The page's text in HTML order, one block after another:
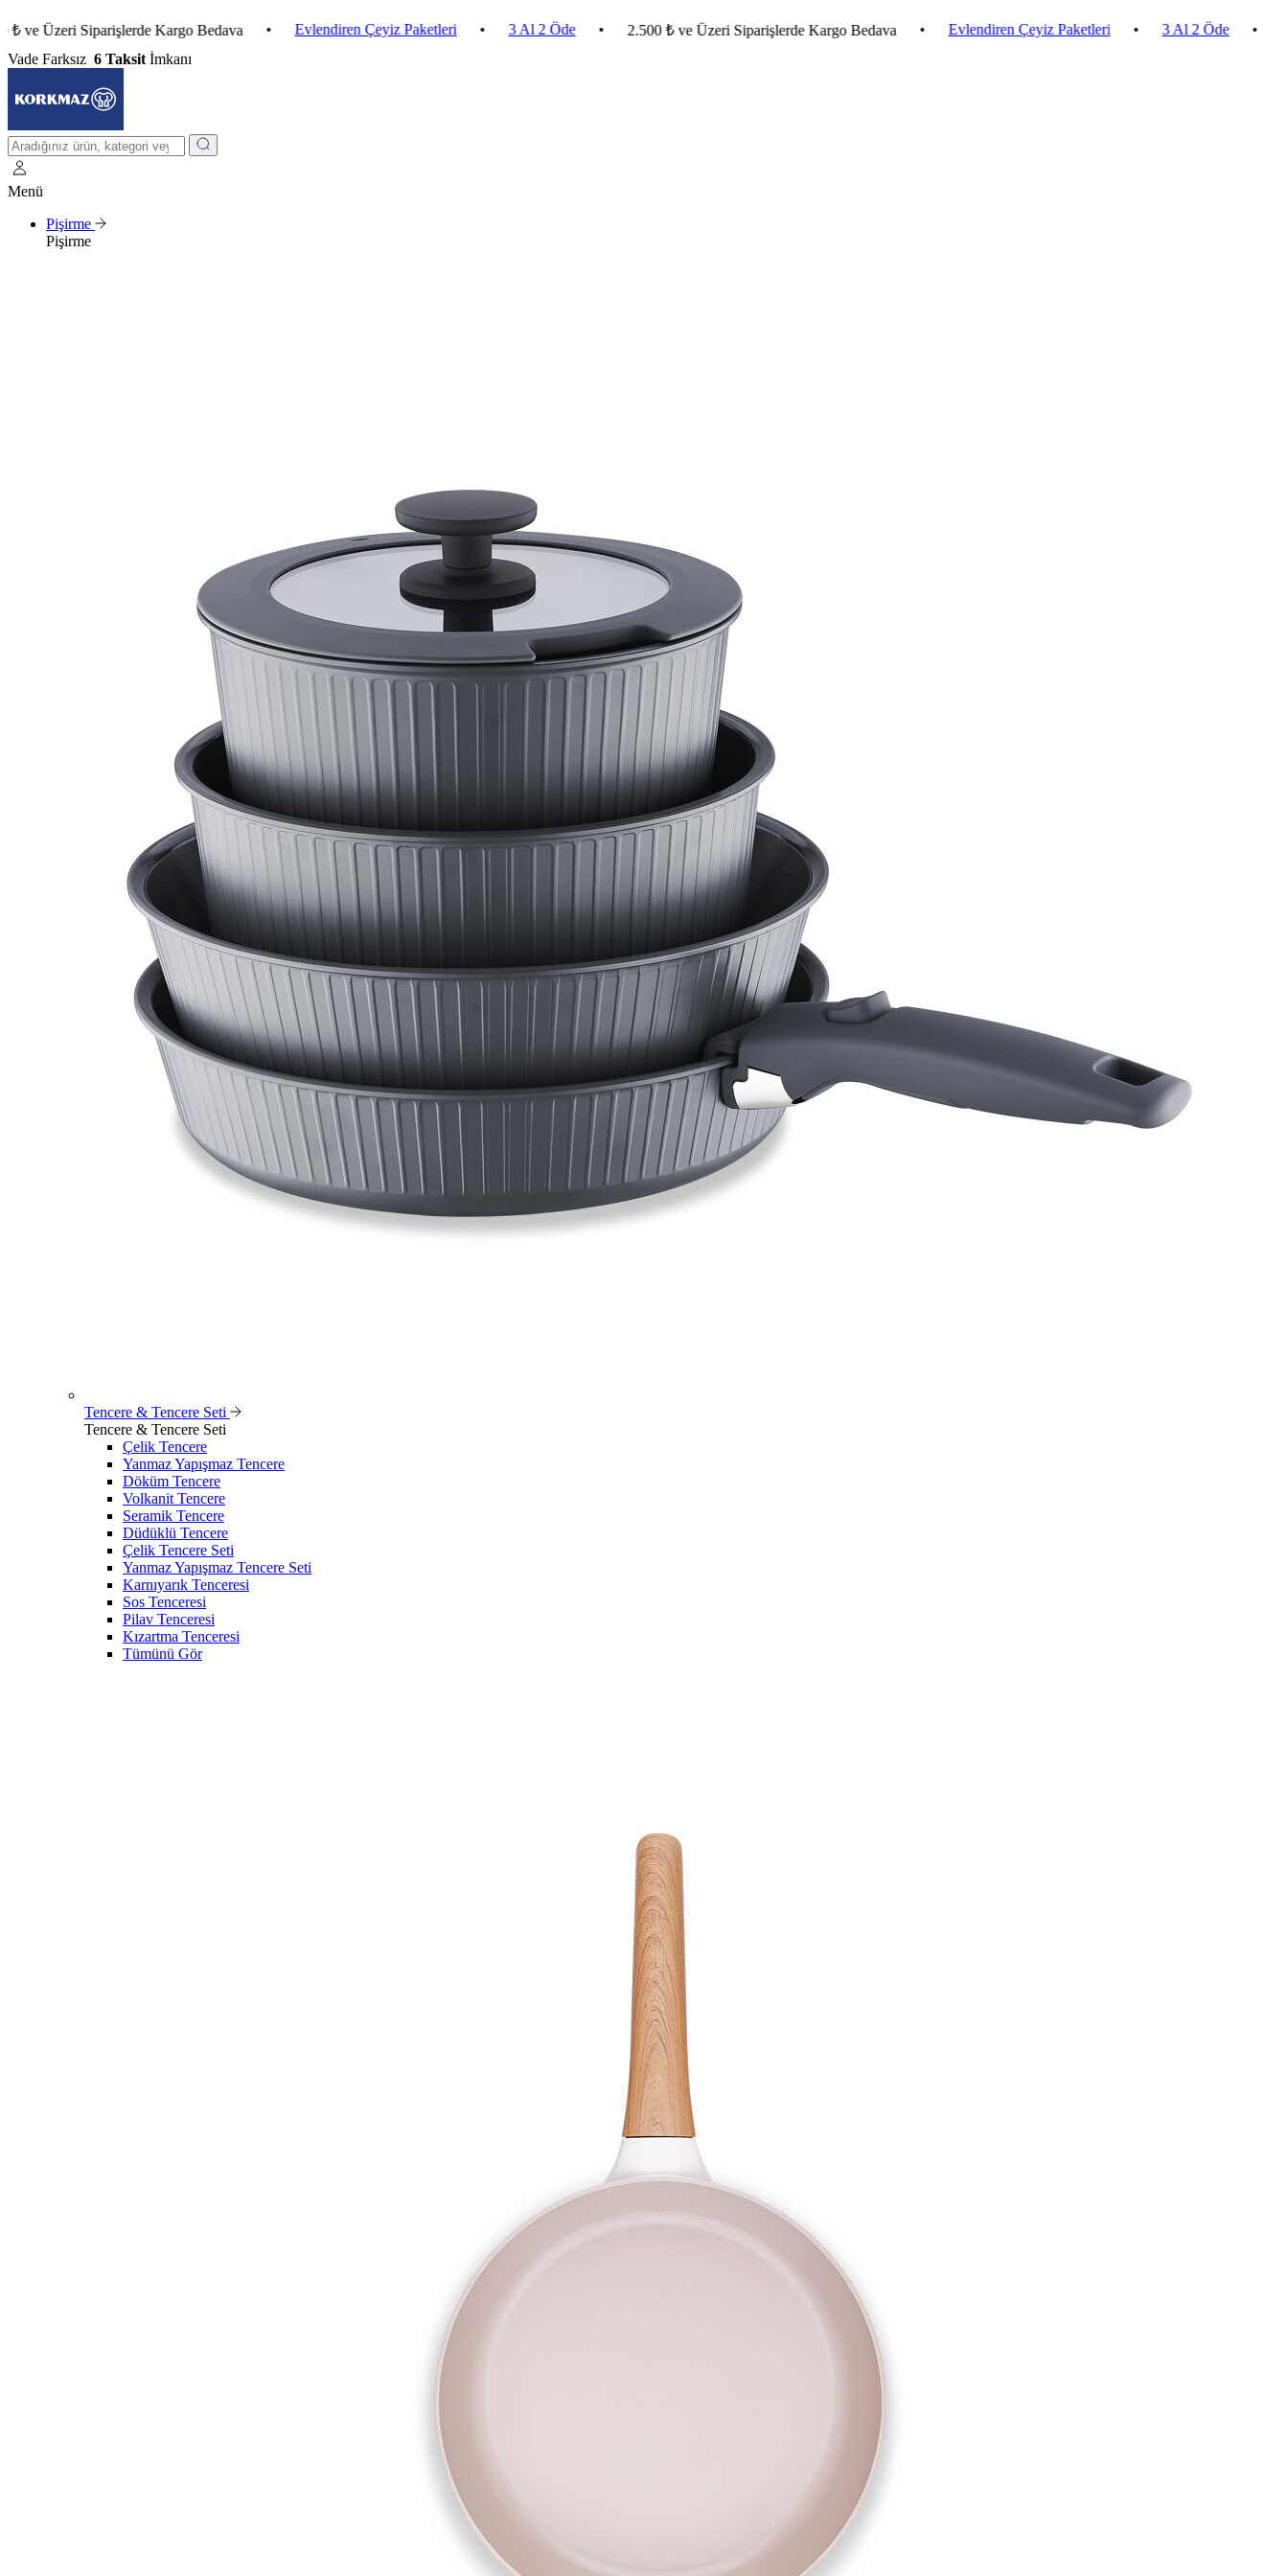
Siparişlerde Kargo Bedava • Evlendiren Çeyiz Paketleri • 3 Al 2 Öde • 2.500 ₺ ve Üzeri Siparişlerde Kargo Bedava • Evlendiren Çeyiz Paketleri • 3 Al 2 Öde •
2.500
Vade Farksız 6 Taksit İmkanı
Menü
Pişirme
Pişirme
Tencere & Tencere Seti
Tencere & Tencere Seti
Çelik Tencere
Yanmaz Yapışmaz Tencere
Döküm Tencere
Volkanit Tencere
Seramik Tencere
Düdüklü Tencere
Çelik Tencere Seti
Yanmaz Yapışmaz Tencere Seti
Karnıyarık Tenceresi
Sos Tenceresi
Pilav Tenceresi
Kızartma Tenceresi
Tümünü Gör